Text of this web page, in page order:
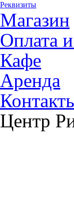
Реквизиты
Магазин
Оплата
Кафе
Аренда
Центр